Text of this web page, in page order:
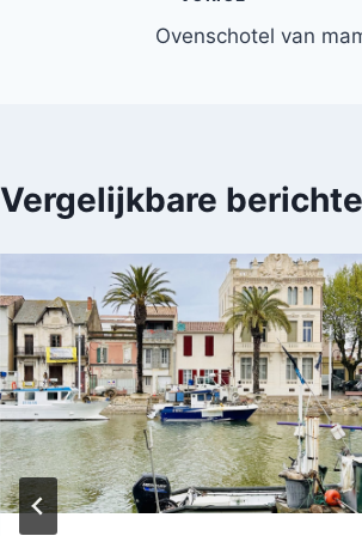
navigatie
Ovenschotel van
Vergelijkbare